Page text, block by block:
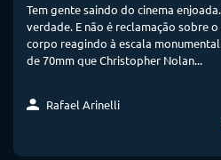
Tem gente saindo do cinema
verdade. E não é reclamação sobre
corpo reagindo à escala
de 70mm que Christopher Nolan...
Rafael Arinelli